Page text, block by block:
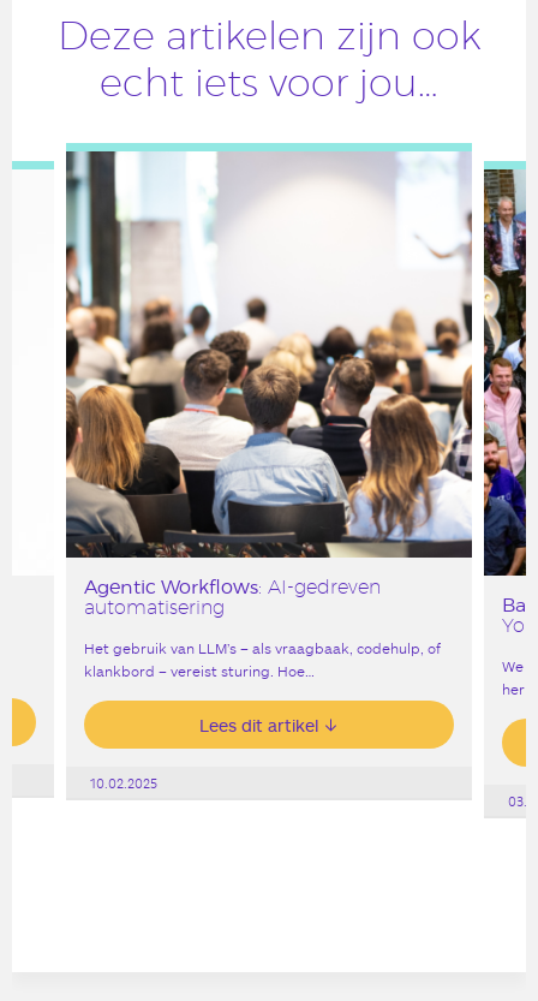
Deze artikelen zijn ook
echt iets voor jou…
Agentic Workflows: AI-gedreven
automatisering
Het gebruik van LLM’s – als vraagbaak, codehulp, of
klankbord – vereist sturing. Hoe…
Lees dit artikel
10.02.2025
We